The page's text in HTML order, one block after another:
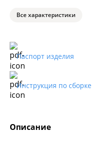
Описание
Все характеристики
Паспорт изделия
Инструкция по сборке